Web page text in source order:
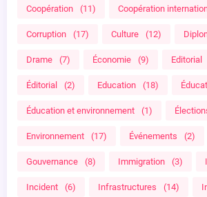
Coopération (11) Coopération
Corruption (17) Culture (12)
Drame (7) Économie (9) Editorial
Éditorial (2) Education (18)
Éducation et environnement (1)
Environnement (17) Événements (2)
Gouvernance (8) Immigration (3)
Incident (6) Infrastructures (14)